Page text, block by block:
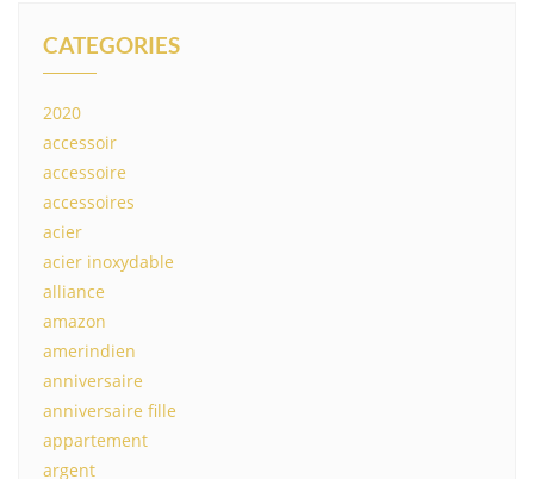
CATEGORIES
2020
accessoir
accessoire
accessoires
acier
acier inoxydable
alliance
amazon
amerindien
anniversaire
anniversaire fille
appartement
argent